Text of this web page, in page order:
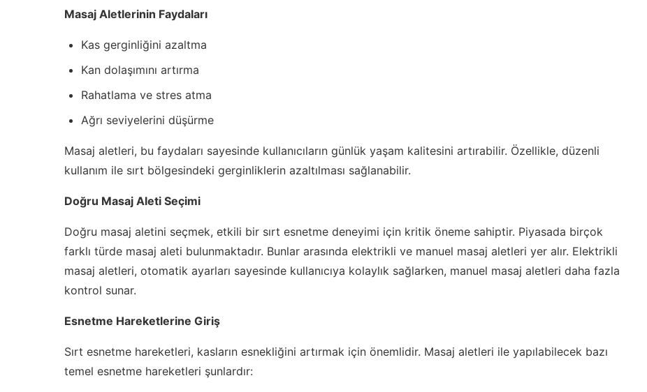
Masaj Aletlerinin Faydaları
Kas gerginliğini azaltma
Kan dolaşımını artırma
Rahatlama ve stres atma
Ağrı seviyelerini düşürme
Masaj aletleri, bu faydaları sayesinde kullanıcıların günlük yaşam kalitesini artırabilir. Özellikle, düzenli
kullanım ile sırt bölgesindeki gerginliklerin azaltılması sağlanabilir.
Doğru Masaj Aleti Seçimi
Doğru masaj aletini seçmek, etkili bir sırt esnetme deneyimi için kritik öneme sahiptir. Piyasada birçok
farklı türde masaj aleti bulunmaktadır. Bunlar arasında elektrikli ve manuel masaj aletleri yer alır. Elektrikli
masaj aletleri, otomatik ayarları sayesinde kullanıcıya kolaylık sağlarken, manuel masaj aletleri daha fazla
kontrol sunar.
Esnetme Hareketlerine Giriş
Sırt esnetme hareketleri, kasların esnekliğini artırmak için önemlidir. Masaj aletleri ile yapılabilecek bazı
temel esnetme hareketleri şunlardır: